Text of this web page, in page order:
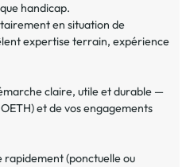
handicap.
en situation de
expertise terrain, expérience
claire, utile et durable —
et de vos engagements
rapidement (ponctuelle ou